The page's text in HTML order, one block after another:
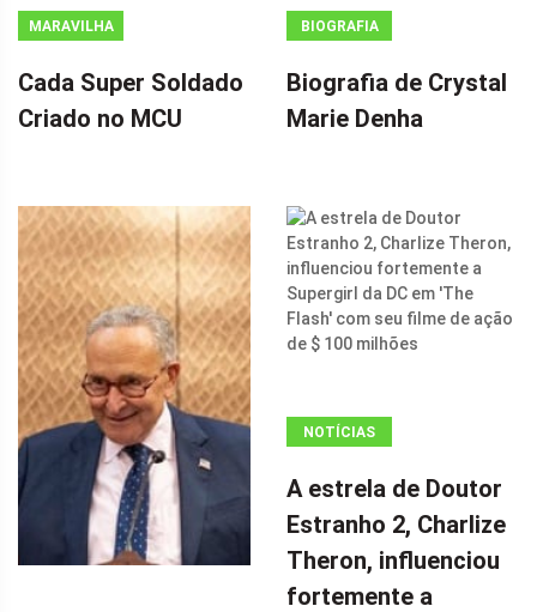
MARAVILHA
Cada Super Soldado
Criado no MCU
BIOGRAFIA
Biografia de Crystal
Marie Denha
NOTÍCIAS
(ADSBYGOOGLE
=
WINDOW.ADSBYGOOGLE
|| []).PUSH({});
A estrela de Doutor
Estranho 2, Charlize
Theron, influenciou
fortemente a